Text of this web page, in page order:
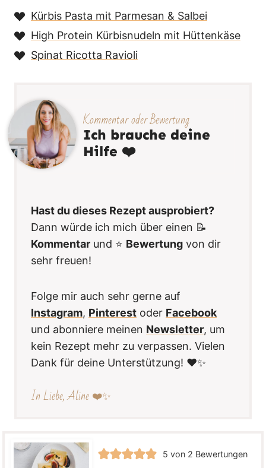
Kürbis Pasta mit Parmesan & Salbei
High Protein Kürbisnudeln mit Hüttenkäse
Spinat Ricotta Ravioli
Kommentar oder Bewertung
Ich brauche deine
Hilfe ❤️
Hast du dieses Rezept ausprobiert?
Dann würde ich mich über einen 📝
Kommentar und ⭐️ Bewertung von dir
sehr freuen!
Folge mir auch sehr gerne auf
Instagram, Pinterest oder Facebook
und abonniere meinen Newsletter, um
kein Rezept mehr zu verpassen. Vielen
Dank für deine Unterstützung! ❤️✨
In Liebe, Aline ❤️✨
5 von 2 Bewertungen